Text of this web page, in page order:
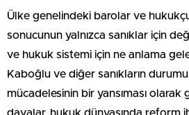
Ülke genelindeki barolar ve
sonucunun yalnızca sanıklar için
ve hukuk sistemi için ne anlama
Kaboğlu ve diğer sanıkların
mücadelesinin bir yansıması